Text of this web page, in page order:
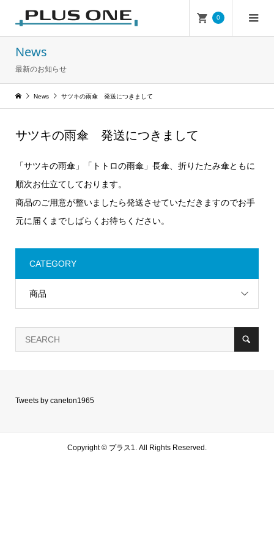
0
News
最新のお知らせ
News サツキの雨傘 発送につきまして
サツキの雨傘 発送につきまして
「サツキの雨傘」「トトロの雨傘」長傘、折りたたみ傘ともに
順次お仕立てしております。
商品のご用意が整いましたら発送させていただきますのでお手
元に届くまでしばらくお待ちください。
CATEGORY
商品
Tweets by caneton1965
Copyright © プラス1. All Rights Reserved.